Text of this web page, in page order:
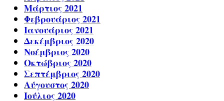
Μάρτιος 2021
Φεβρουάριος 2021
Ιανουάριος 2021
Δεκέμβριος 2020
Νοέμβριος 2020
Οκτώβριος 2020
Σεπτέμβριος 2020
Αύγουστος 2020
Ιούλιος 2020